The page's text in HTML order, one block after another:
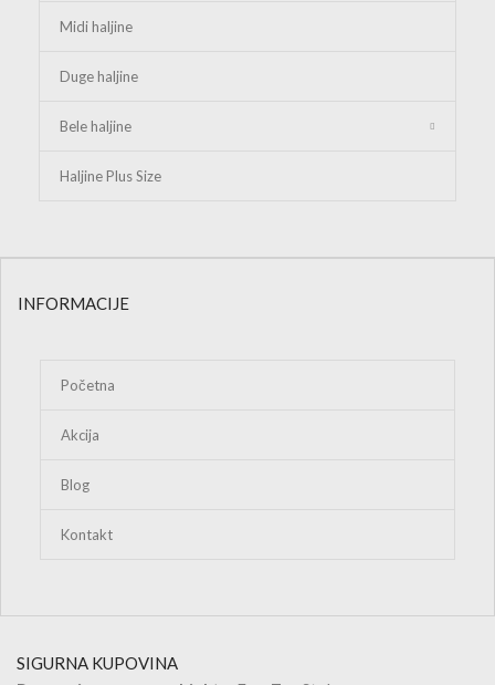
Midi haljine
Duge haljine
Bele haljine
Haljine Plus Size
INFORMACIJE
Početna
Akcija
Blog
Kontakt
SIGURNA KUPOVINA